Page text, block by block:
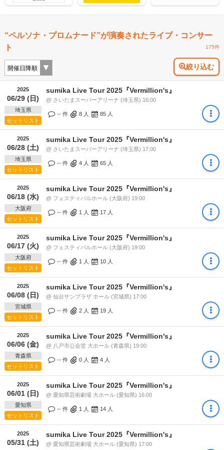
“ペルソナ・プロムナード”が演奏されたライブ・コンサー
ト
175件
絞り込む
2025
06/29 (日)
埼玉県
セットリスト
sumika Live Tour 2025『Vermillion's』
@ さいたまスーパーアリーナ (埼玉県) 16:00
-- 件 8 人 85 人
2025
06/28 (土)
埼玉県
セットリスト
sumika Live Tour 2025『Vermillion's』
@ さいたまスーパーアリーナ (埼玉県) 17:00
-- 件 4 人 65 人
2025
06/18 (水)
大阪府
セットリスト
sumika Live Tour 2025『Vermillion's』
@ フェスティバルホール (大阪府) 19:00
-- 件 1 人 17 人
2025
06/17 (火)
大阪府
セットリスト
sumika Live Tour 2025『Vermillion's』
@ フェスティバルホール (大阪府) 19:00
-- 件 1 人 10 人
2025
06/08 (日)
宮城県
セットリスト
sumika Live Tour 2025『Vermillion's』
@ 仙台サンプラザ ホール (宮城県) 17:00
-- 件 2 人 19 人
2025
06/06 (金)
青森県
セットリスト
sumika Live Tour 2025『Vermillion's』
@ 八戸市公会堂 大ホール (青森県) 19:00
-- 件 0 人 4 人
2025
06/01 (日)
愛知県
セットリスト
sumika Live Tour 2025『Vermillion's』
@ 愛知県芸術劇場 大ホール (愛知県) 16:00
-- 件 1 人 14 人
2025
05/31 (土)
sumika Live Tour 2025『Vermillion's』
@ 愛知県芸術劇場 大ホール (愛知県) 17:00